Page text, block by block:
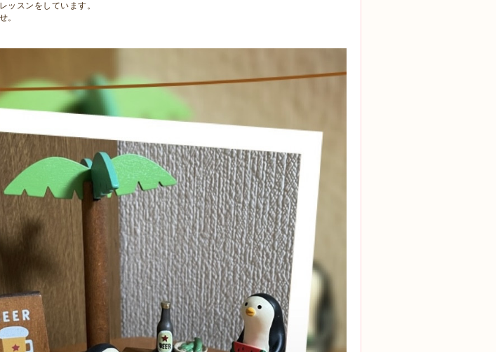
ッスンをしています。
。